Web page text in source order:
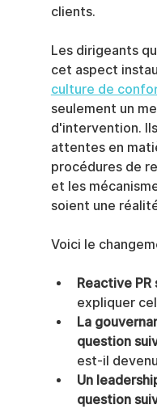
clients.
Les dirigeants
cet aspect
culture de
seulement un
d'intervention.
attentes en
procédures de
et les
soient une
Voici le
Reactive
expliquer
La
question
est-il
Un
question